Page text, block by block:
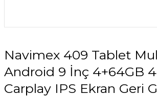
Navimex 409 Tablet
Android 9 İnç 4+64GB
Carplay IPS Ekran Geri